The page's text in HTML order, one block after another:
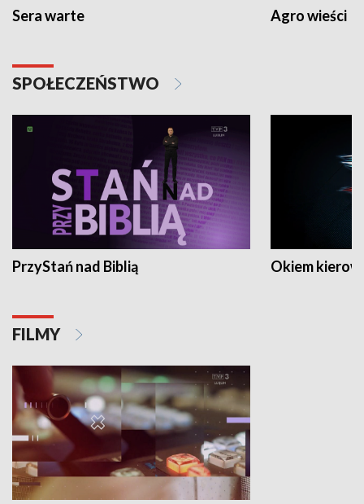
Sera warte Agro wieści
SPOŁECZEŃSTWO
PrzyStań nad Biblią Okiem
FILMY